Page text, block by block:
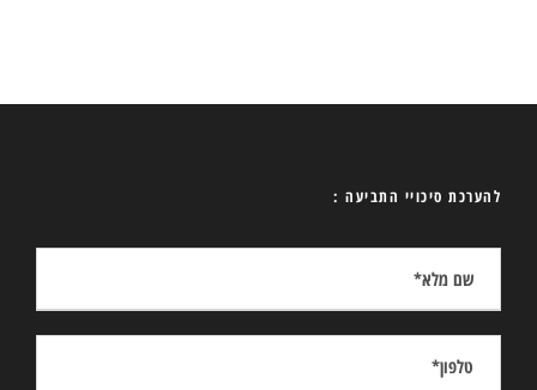
להערכת סיכויי התביעה :